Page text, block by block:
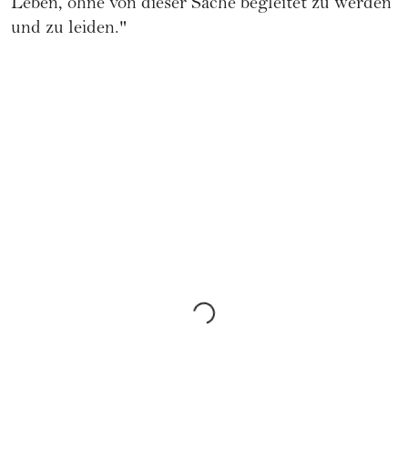
Leben, ohne von dieser Sache begleitet zu werden
und zu leiden."